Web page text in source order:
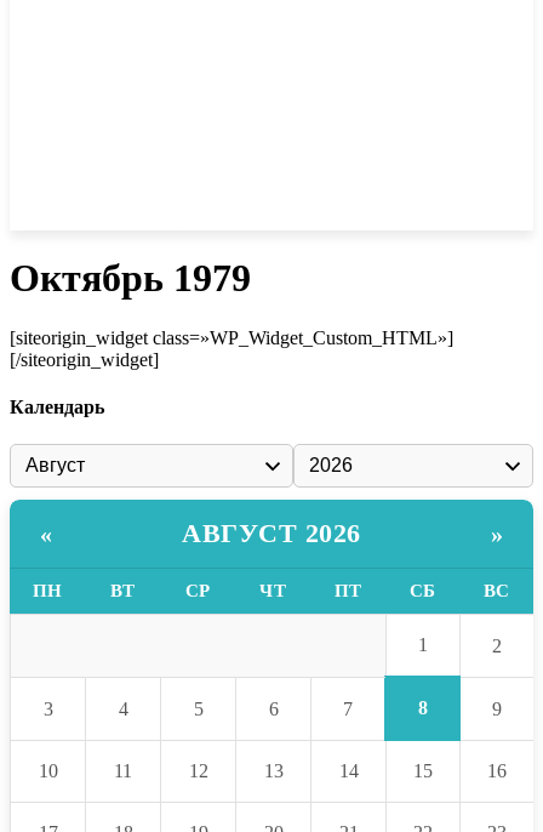
Октябрь 1979
[siteorigin_widget class=»WP_Widget_Custom_HTML»]
[/siteorigin_widget]
Календарь
« АВГУСТ 2026 »
ПН ВТ СР ЧТ ПТ СБ ВС
1 2
3 4 5 6 7 8 9
10 11 12 13 14 15 16